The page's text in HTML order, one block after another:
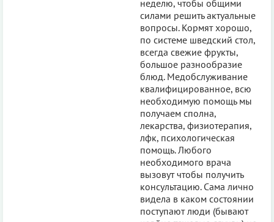
неделю, чтобы общими
силами решить актуальные
вопросы. Кормят хорошо,
по системе шведский стол,
всегда свежие фрукты,
большое разнообразие
блюд. Медобслуживание
квалифицированное, всю
необходимую помощь мы
получаем сполна,
лекарства, физиотерапия,
лфк, психологическая
помощь. Любого
необходимого врача
вызовут чтобы получить
консультацию. Сама лично
видела в каком состоянии
поступают люди (бывают